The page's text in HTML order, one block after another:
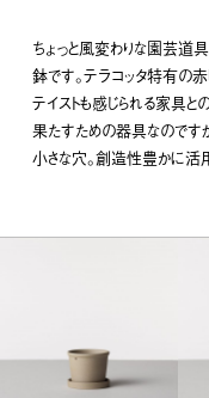
ちょっと風変わりな園芸道
鉢です。テラコッタ特有の
テイストも感じられる家具
果たすための器具なのです
小さな穴。創造性豊かに活